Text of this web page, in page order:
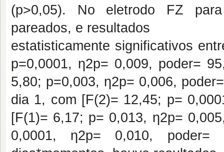
(p>0,05). No eletrodo FZ
pareados, e resultados
estatisticamente significativos
p=0,0001, ƞ2p= 0,009, poder=
5,80; p=0,003, ƞ2p= 0,006,
dia 1, com [F(2)= 12,45; p=
[F(1)= 6,17; p= 0,013, ƞ2p=
0,0001, ƞ2p= 0,010,